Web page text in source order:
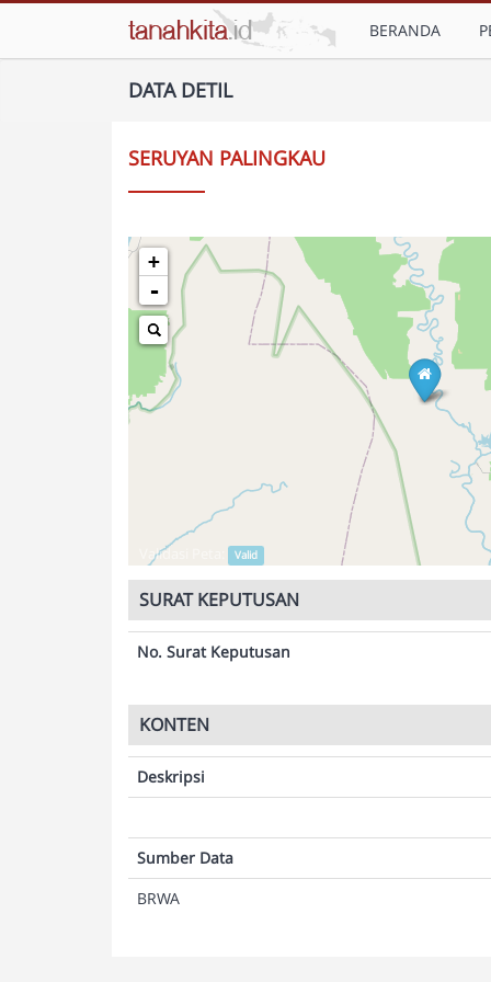
BERANDA
DATA DETIL
SERUYAN PALINGKAU
+
-
Validasi Peta: Valid
SURAT KEPUTUSAN
No. Surat Keputusan
KONTEN
Deskripsi
Sumber Data
BRWA